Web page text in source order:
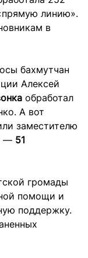
линию».
в
бахмутчан
Алексей
обработал
А вот
заместителю
— 51
громады
помощи и
поддержку.